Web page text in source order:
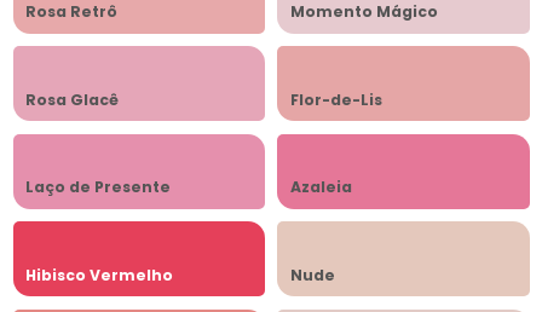
Rosa Retrô Momento Mágico
Rosa Glacê Flor-de-Lis
Laço de Presente Azaleia
Hibisco Vermelho Nude